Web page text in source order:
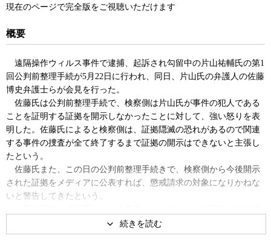
現在のページで完全版をご視聴いただけます
概要
遠隔操作ウィルス事件で逮捕、起訴され勾留中の片山祐輔氏の第1
回公判前整理手続が5月22日に行われ、同日、片山氏の弁護人の佐藤
博史弁護士らが会見を行った。
佐藤氏は公判前整理手続で、検察側は片山氏が事件の犯人である
ことを証明する証拠を開示しなかったことに対して、強い怒りを表
明した。佐藤氏によると検察側は、証拠隠滅の恐れがあるので関連
する事件の捜査が全て終了するまで証拠の開示はできないと主張し
たという。
佐藤氏また、この日の公判前整理手続きで、検察側から今後開示
された証拠をメディアに公表すれば、懲戒請求の対象になりかねな
いと警告してきたという。
も、強い不満を表明している。
22日の佐藤氏ら弁護団の会見のノーカット版を放送する。